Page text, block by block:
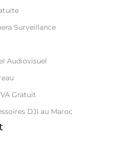
Surveillance
Audiovisuel
Gratuit
DJI au Maroc